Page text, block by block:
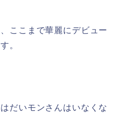
ここまで華麗にデビュー
。
だいモンさんはいなくな